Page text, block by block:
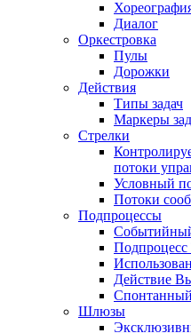
Диалог
Оркестровка
Пулы
Дорожки
Действия
Типы задач
Маркеры
Стрелки
потоки
Условный
Потоки
Подпроцессы
Подпроцесс
Действие
Шлюзы